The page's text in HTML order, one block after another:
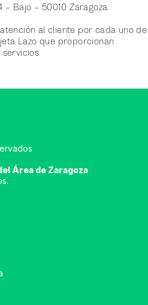
Bajo – 50010 Zaragoza.
al cliente por cada uno de
Lazo que proporcionan
Área de Zaragoza